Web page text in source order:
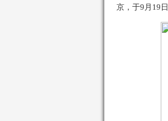
京， 于9 月19 日